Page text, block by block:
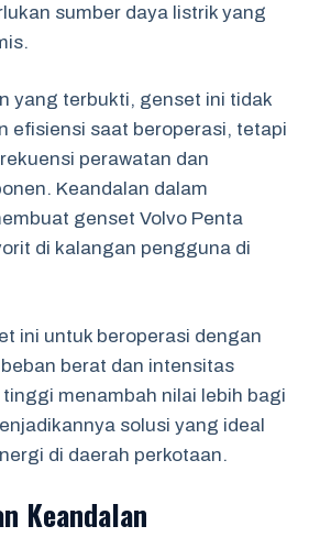
sumber daya listrik yang
yang terbukti, genset ini tidak
efisiensi saat beroperasi, tetapi
perawatan dan
Keandalan dalam
genset Volvo Penta
di kalangan pengguna di
ini untuk beroperasi dengan
berat dan intensitas
menambah nilai lebih bagi
solusi yang ideal
di daerah perkotaan.
Keandalan